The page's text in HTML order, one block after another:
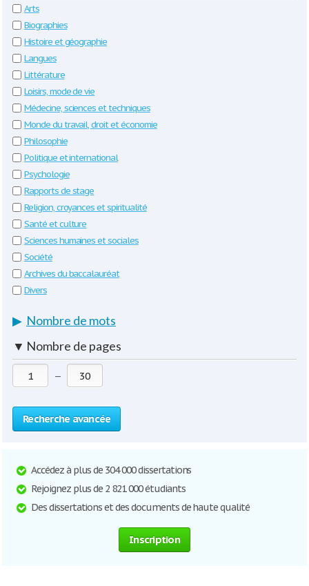
Arts
Biographies
Histoire et géographie
Langues
Littérature
Loisirs, mode de vie
Médecine, sciences et techniques
Monde du travail, droit et économie
Philosophie
Politique et international
Psychologie
Rapports de stage
Religion, croyances et spiritualité
Santé et culture
Sciences humaines et sociales
Société
Archives du baccalauréat
Divers
▶ Nombre de mots
▼ Nombre de pages
—
Recherche avancée
Accédez à plus de 304 000 dissertations
Rejoignez plus de 2 821 000 étudiants
Des dissertations et des documents de haute qualité
Inscription